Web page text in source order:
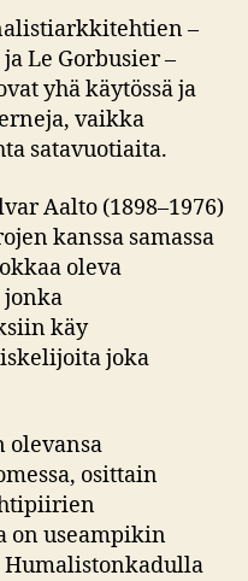
–
Le Gorbusier –
yhä käytössä ja
vaikka
satavuotiaita.
Aalto (1898–1976)
kanssa samassa
oleva
käy
joka
olevansa
osittain
on useampikin
Humalistonkadulla